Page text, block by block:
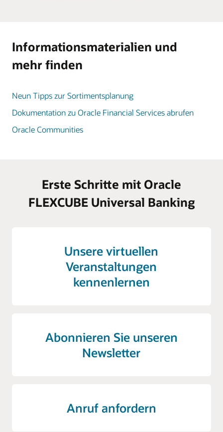
Informationsmaterialien und
mehr finden
Neun Tipps zur Sortimentsplanung
Dokumentation zu Oracle Financial Services abrufen
Oracle Communities
Erste Schritte mit Oracle
FLEXCUBE Universal Banking
Unsere virtuellen
Veranstaltungen
kennenlernen
Abonnieren Sie unseren
Newsletter
Anruf anfordern